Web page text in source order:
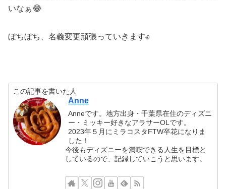
いなぁ😂
ぼちぼち、名義変更頑張っていきます✊
この記事を書いた人
Anne
Anneです。地方出身・千葉県在住のディズニ
ー・ミッキー好きなアラサーOLです。
2023年５月にミラコスタFTW卒花になりま
した！
今後もディズニーを満喫できる人生を目標と
しているので、記録していこうと思います。